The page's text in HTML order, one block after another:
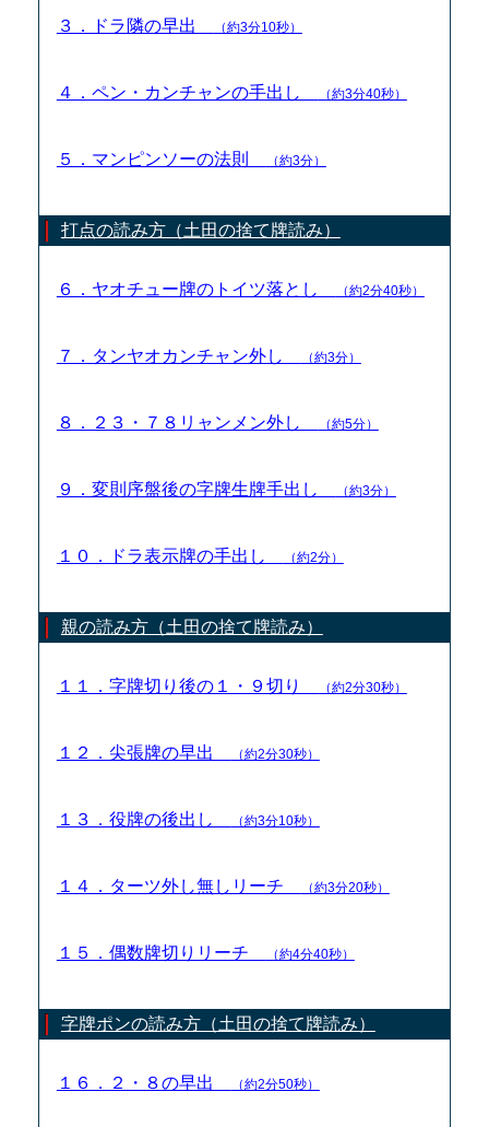
３．ドラ隣の早出 （約3分10秒）
４．ペン・カンチャンの手出し （約3分40秒）
５．マンピンソーの法則 （約3分）
打点の読み方（土田の捨て牌読み）
６．ヤオチュー牌のトイツ落とし （約2分40秒）
７．タンヤオカンチャン外し （約3分）
８．２３・７８リャンメン外し （約5分）
９．変則序盤後の字牌生牌手出し （約3分）
１０．ドラ表示牌の手出し （約2分）
親の読み方（土田の捨て牌読み）
１１．字牌切り後の１・９切り （約2分30秒）
１２．尖張牌の早出 （約2分30秒）
１３．役牌の後出し （約3分10秒）
１４．ターツ外し無しリーチ （約3分20秒）
１５．偶数牌切りリーチ （約4分40秒）
字牌ポンの読み方（土田の捨て牌読み）
１６．２・８の早出 （約2分50秒）